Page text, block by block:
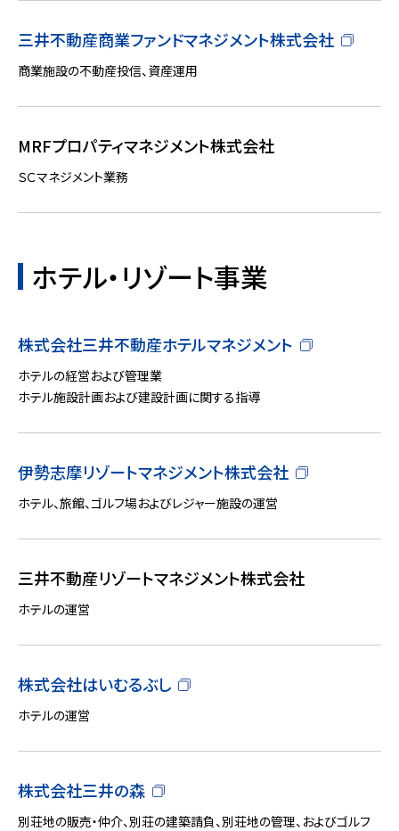
三井不動産商業ファンドマネジメント株式会社
商業施設の不動産投信、資産運用
MRFプロパティマネジメント株式会社
ＳＣマネジメント業務
ホテル・リゾート事業
株式会社三井不動産ホテルマネジメント
ホテルの経営および管理業
ホテル施設計画および建設計画に関する指導
伊勢志摩リゾートマネジメント株式会社
ホテル、旅館、ゴルフ場およびレジャー施設の運営
三井不動産リゾートマネジメント株式会社
ホテルの運営
株式会社はいむるぶし
ホテルの運営
株式会社三井の森
別荘地の販売・仲介、別荘の建築請負、別荘地の管理、およびゴルフ